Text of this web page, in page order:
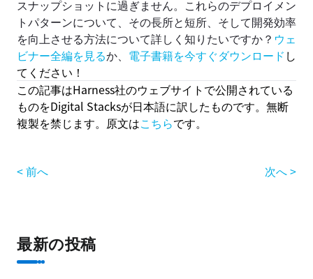
スナップショットに過ぎません。これらのデプロイメン
トパターンについて、その長所と短所、そして開発効率
を向上させる方法について詳しく知りたいですか？ ウェ
ビナー全編を見るか、 電子書籍を今すぐダウンロード し
てください！
この記事はHarness社のウェブサイトで公開されている
ものをDigital Stacksが日本語に訳したものです。無断
複製を禁じます。原文はこちらです。
< 前へ 次へ >
最新の投稿